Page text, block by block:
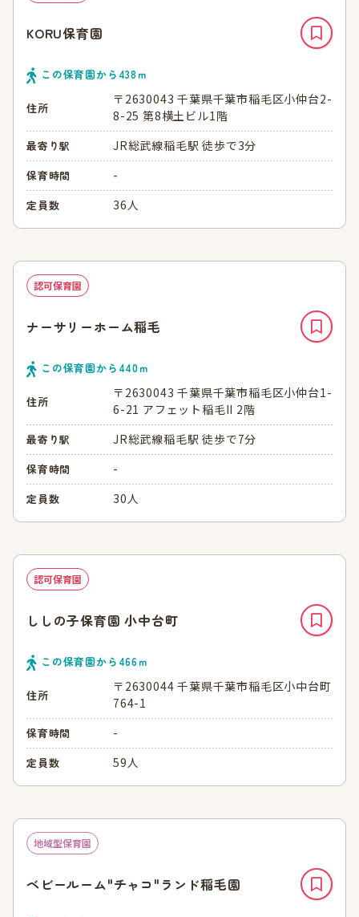
KORU保育園
この保育園から 438ｍ
住所
〒2630043 千葉県千葉市稲毛区小仲台2-
8-25 第8横土ビル1階
最寄り駅 JR総武線稲毛駅 徒歩で3分
保育時間 -
定員数 36人
認可保育園
ナーサリーホーム稲毛
この保育園から 440ｍ
住所
〒2630043 千葉県千葉市稲毛区小仲台1-
6-21 アフェット稲毛II 2階
最寄り駅 JR総武線稲毛駅 徒歩で7分
保育時間 -
定員数 30人
認可保育園
ししの子保育園 小中台町
この保育園から 466ｍ
住所
〒2630044 千葉県千葉市稲毛区小中台町
764-1
保育時間 -
定員数 59人
地域型保育園
ベビールーム"チャコ"ランド稲毛園